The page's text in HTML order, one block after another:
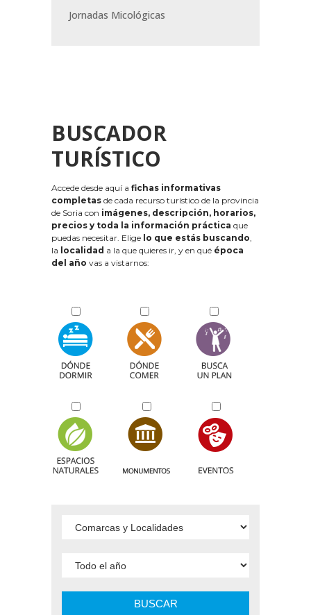
Jornadas Micológicas
BUSCADOR
TURÍSTICO
Accede desde aquí a fichas informativas
completas de cada recurso turístico de la provincia
de Soria con imágenes, descripción, horarios,
precios y toda la información práctica que
puedas necesitar. Elige lo que estás buscando,
la localidad a la que quieres ir, y en qué época
del año vas a vistarnos:
BUSCAR